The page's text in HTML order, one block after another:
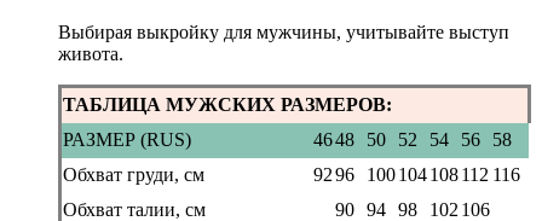
Выбирая выкройку для мужчины, учитывайте выступ
живота.
ТАБЛИЦА МУЖСКИХ РАЗМЕРОВ:
РАЗМЕР (RUS)
4648 50 52 54 56
58
Обхват груди, см
9296 100104108112 116
Обхват талии, см
90 94 98 102 106